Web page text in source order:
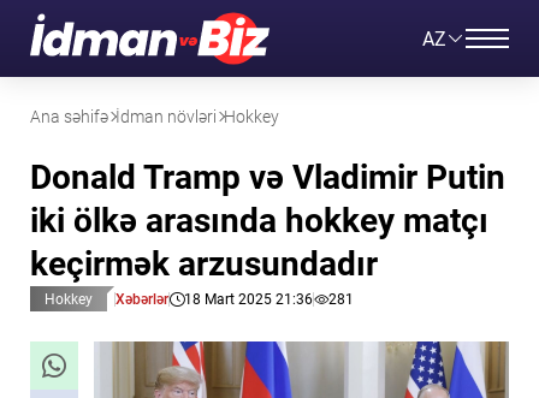
AZ
Ana səhifə İdman növləri Hokkey
Donald Tramp və Vladimir Putin
iki ölkə arasında hokkey matçı
keçirmək arzusundadır
Hokkey Xəbərlər 18 Mart 2025 21:36 281